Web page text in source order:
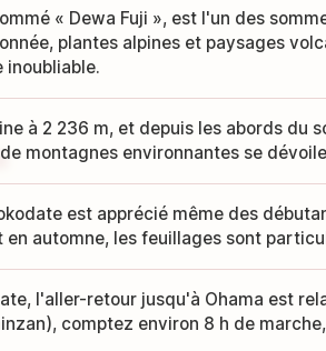
« Dewa Fuji », est l'un des
plantes alpines et paysages
inoubliable.
à 2 236 m, et depuis les abords du
montagnes environnantes se
est apprécié même des
en automne, les feuillages sont
l'aller-retour jusqu'à Ohama est
comptez environ 8 h de